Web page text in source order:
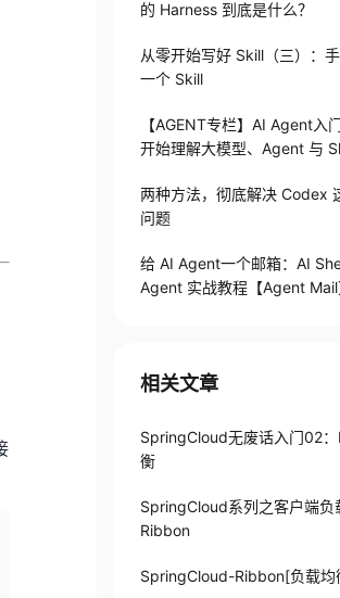
的 Harness 到底是什么？
从零开始写好 Skill（三）：
一个 Skill
【AGENT专栏】AI Agent入
开始理解大模型、Agent 与
两种方法，彻底解决 Codex
问题
给 AI Agent一个邮箱：AI
Agent 实战教程【Agent Mail
相关文章
SpringCloud无废话入门02
衡
SpringCloud系列之客户端
Ribbon
SpringCloud-Ribbon[负载均